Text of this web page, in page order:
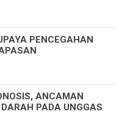
PENCEGAHAN
ANCAMAN
PADA UNGGAS